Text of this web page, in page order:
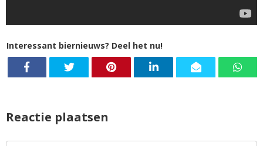
Interessant biernieuws? Deel het nu!
Reactie plaatsen